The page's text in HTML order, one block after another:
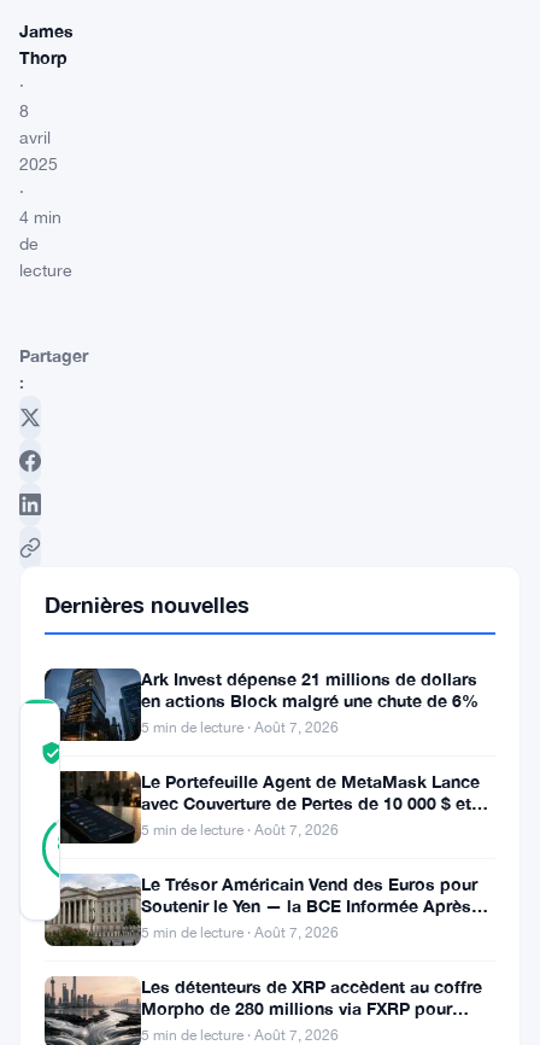
James
Thorp
·
8
avril
2025
·
4 min
de
lecture
Partager
:
COMMUNITY
SCORE
88%
Vérifié
votes
Mis à jour 1 an il y a
début
Dernières nouvelles
Ark Invest dépense 21 millions de dollars
en actions Block malgré une chute de 6%
5 min de lecture · Août 7, 2026
Le Portefeuille Agent de MetaMask Lance
avec Couverture de Pertes de 10 000 $ et
Modes de Trading Doubles
5 min de lecture · Août 7, 2026
Le Trésor Américain Vend des Euros pour
Soutenir le Yen — la BCE Informée Après
Coup
5 min de lecture · Août 7, 2026
Les détenteurs de XRP accèdent au coffre
Morpho de 280 millions via FXRP pour
emprunter des RLUSD
5 min de lecture · Août 7, 2026